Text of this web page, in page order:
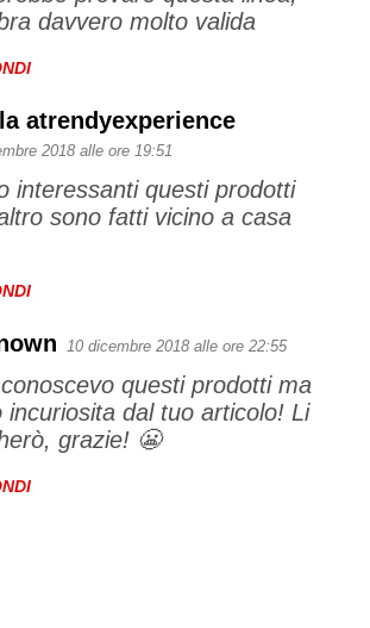
davvero molto valida
atrendyexperience
2018 alle ore 19:51
interessanti questi prodotti
sono fatti vicino a casa
10 dicembre 2018 alle ore 22:55
questi prodotti ma
incuriosita dal tuo articolo! Li
grazie! 😬